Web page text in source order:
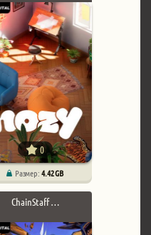
0
Размер:4.42 GB
ChainStaff …